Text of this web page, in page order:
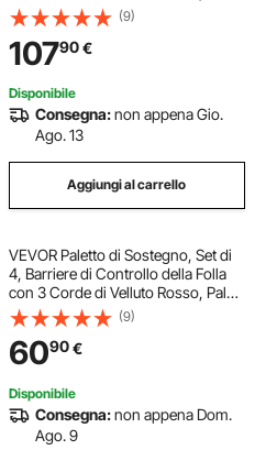
di Palo di Sostegno in Acciaio Inox
Dorato 1,5 m con Base Cava per
Festa, Matrimonio, Mostra
(9)
10790€
Disponibile
Consegna:non appena Gio.
Ago. 13
Aggiungi al carrello
VEVOR Paletto di Sostegno, Set di
4, Barriere di Controllo della Folla
con 3 Corde di Velluto Rosso, Palo
di Sostegno in Acciaio Inossidabile
Dorato 1,5 m con Base Cava per
Festa, Matrimonio, Mostra
(9)
6090€
Disponibile
Consegna:non appena Dom.
Ago. 9